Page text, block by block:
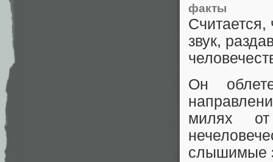
факты
звук,
Он
милях
слышимые